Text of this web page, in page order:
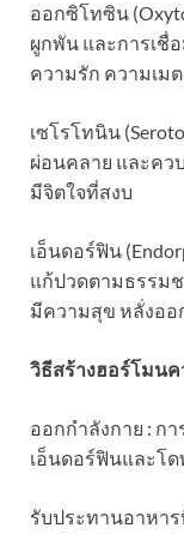
ออกซิโทซิน
ผูกพัน และการเชื่
ความรัก ความเม
เซโรโทนิน
ผ่อนคลาย และคว
มีจิตใจที่สงบ
เอ็นดอร์ฟิน
แก้ปวดตามธรรม
มีความสุข หลั่งออ
วิธีสร้างฮอร์โมน
ออกกำลังกาย : ก
เอ็นดอร์ฟินและโ
รับประทานอาหา